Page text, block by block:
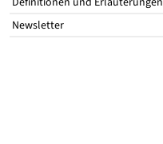
Newsletter